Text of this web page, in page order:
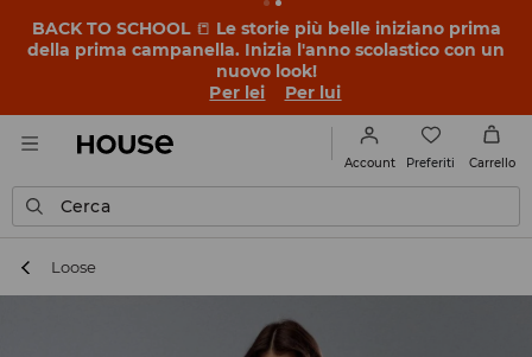
BACK TO SCHOOL 📒 Le storie più belle iniziano prima
della prima campanella. Inizia l'anno scolastico con un
nuovo look!
Per lei
Per lui
Account Preferiti Carrello
Cerca
Loose